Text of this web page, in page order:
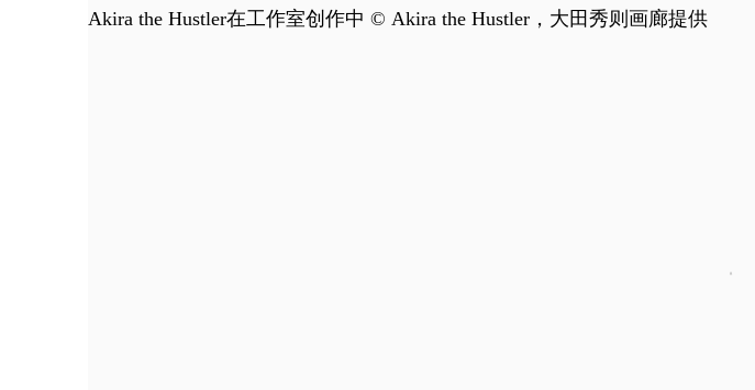
Akira the Hustler在工作室创作中 © Akira the Hustler，大田秀则画廊提供